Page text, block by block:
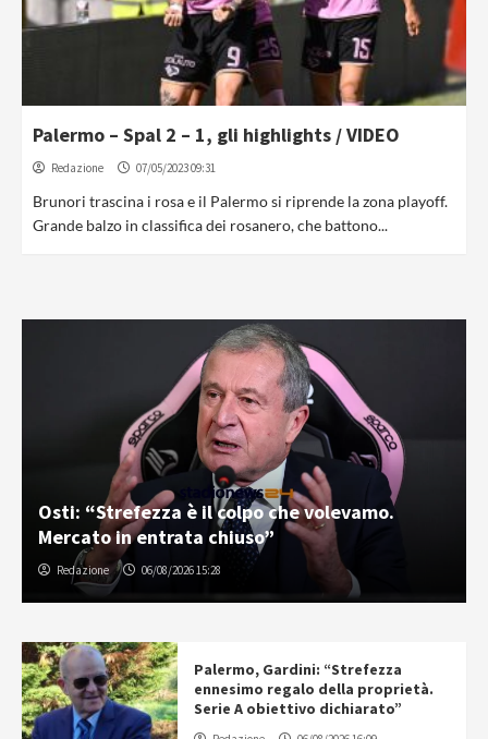
Palermo – Spal 2 – 1, gli highlights / VIDEO
Redazione 07/05/2023 09:31
Brunori trascina i rosa e il Palermo si riprende la zona playoff.
Grande balzo in classifica dei rosanero, che battono...
Osti: “Strefezza è il colpo che volevamo.
Mercato in entrata chiuso”
Redazione 06/08/2026 15:28
Palermo, Gardini: “Strefezza
ennesimo regalo della proprietà.
Serie A obiettivo dichiarato”